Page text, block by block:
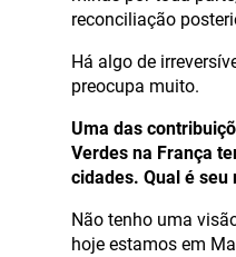
reconciliação
Há algo de
preocupa muito.
Uma das
Verdes na França
cidades. Qual é
Não tenho uma
hoje estamos em